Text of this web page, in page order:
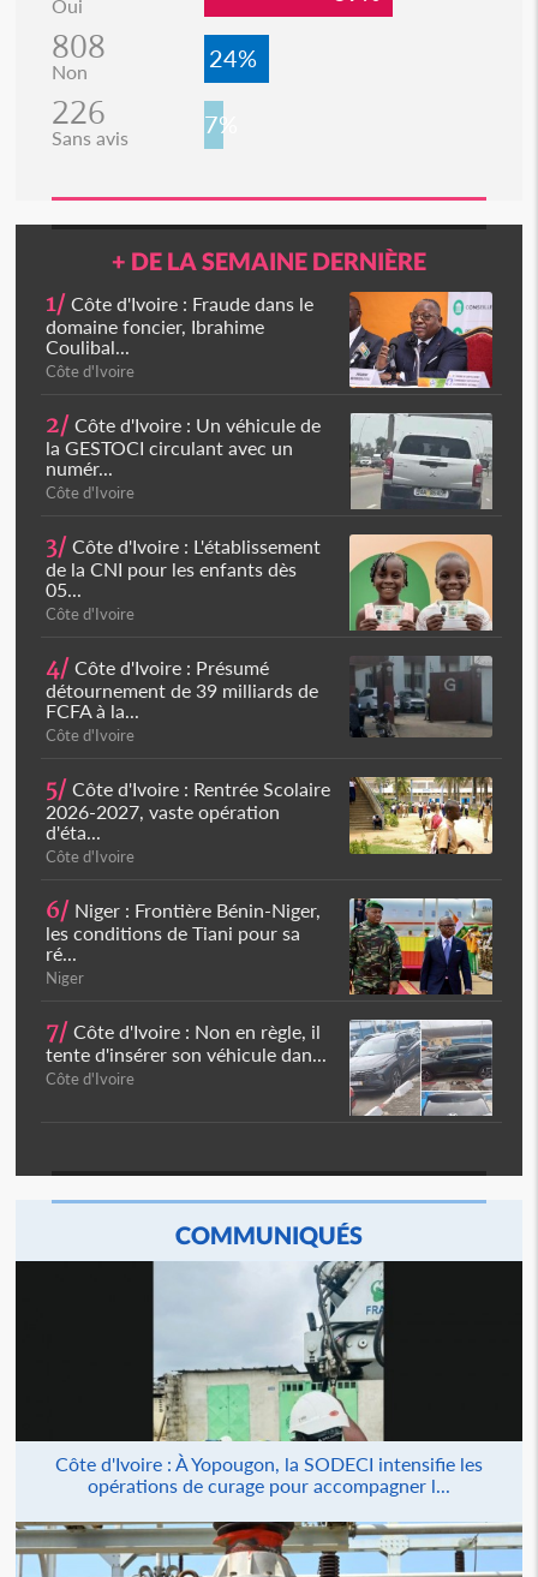
Oui
808
Non 24%
226
Sans avis 7%
+ DE LA SEMAINE DERNIÈRE
1/ Côte d'Ivoire : Fraude dans le
domaine foncier, Ibrahime
Coulibal...
Côte d'Ivoire
2/ Côte d'Ivoire : Un véhicule de
la GESTOCI circulant avec un
numér...
Côte d'Ivoire
3/ Côte d'Ivoire : L'établissement
de la CNI pour les enfants dès
05...
Côte d'Ivoire
4/ Côte d'Ivoire : Présumé
détournement de 39 milliards de
FCFA à la...
Côte d'Ivoire
5/ Côte d'Ivoire : Rentrée Scolaire
2026-2027, vaste opération
d'éta...
Côte d'Ivoire
6/ Niger : Frontière Bénin-Niger,
les conditions de Tiani pour sa
ré...
Niger
7/ Côte d'Ivoire : Non en règle, il
tente d'insérer son véhicule dan...
Côte d'Ivoire
COMMUNIQUÉS
Côte d'Ivoire : À Yopougon, la SODECI intensifie les
opérations de curage pour accompagner l...